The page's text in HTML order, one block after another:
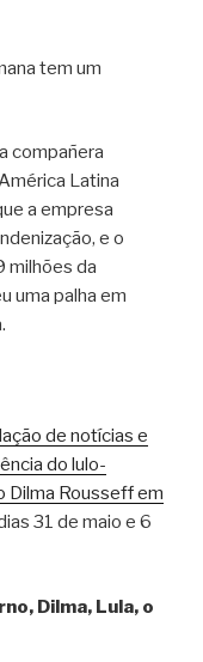
tem um
compañera
Latina
a empresa
e o
milhões da
uma palha em
de notícias e
do lulo-
Dilma Rousseff em
31 de maio e 6
Dilma, Lula, o